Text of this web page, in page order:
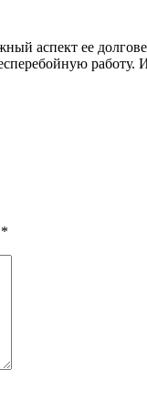
аспект ее
*